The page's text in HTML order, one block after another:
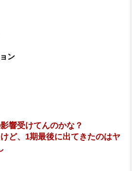
ン
響受けてんのかな？
ど、1期最後に出てきたのはヤ